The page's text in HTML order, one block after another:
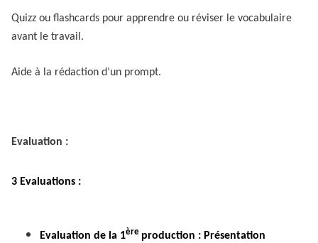
Quizz ou flashcards pour apprendre ou réviser le vocabulaire
avant le travail.
Aide à la rédaction d’un prompt.
Evaluation :
3 Evaluations :
Evaluation de la 1ère production : Présentation